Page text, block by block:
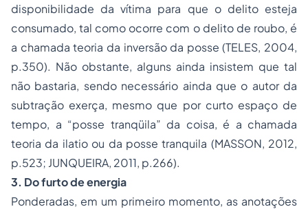
disponibilidade da vítima para que o delito esteja
consumado, tal como ocorre com o delito de roubo, é
a chamada teoria da inversão da posse (TELES, 2004,
p.350). Não obstante, alguns ainda insistem que tal
não bastaria, sendo necessário ainda que o autor da
subtração exerça, mesmo que por curto espaço de
tempo, a “posse tranqüila” da coisa, é a chamada
teoria da ilatio ou da posse tranquila (MASSON, 2012,
p.523; JUNQUEIRA, 2011, p.266).
3. Do furto de energia
Ponderadas, em um primeiro momento, as anotações